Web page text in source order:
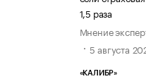
1,5 раза
Мнение
5 августа
«КАЛИБР»